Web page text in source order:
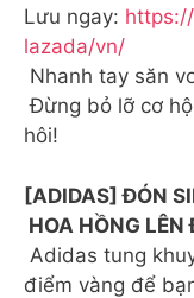
Lưu ngay:
lazada/vn/
Nhanh tay săn
Đừng bỏ lỡ cơ
hôi!
[ADIDAS] ĐÓN
HOA HỒNG LÊN
Adidas tung
điểm vàng để